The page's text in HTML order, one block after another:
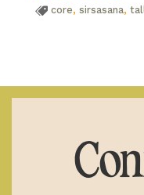
core, sirsasana,